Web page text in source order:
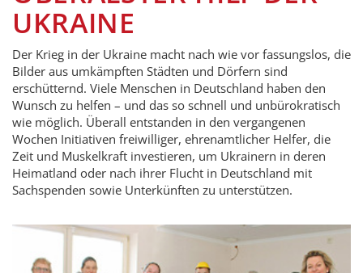
UKRAINE
Der Krieg in der Ukraine macht nach wie vor fassungslos, die
Bilder aus umkämpften Städten und Dörfern sind
erschütternd. Viele Menschen in Deutschland haben den
Wunsch zu helfen – und das so schnell und unbürokratisch
wie möglich. Überall entstanden in den vergangenen
Wochen Initiativen freiwilliger, ehrenamtlicher Helfer, die
Zeit und Muskelkraft investieren, um Ukrainern in deren
Heimatland oder nach ihrer Flucht in Deutschland mit
Sachspenden sowie Unterkünften zu unterstützen.